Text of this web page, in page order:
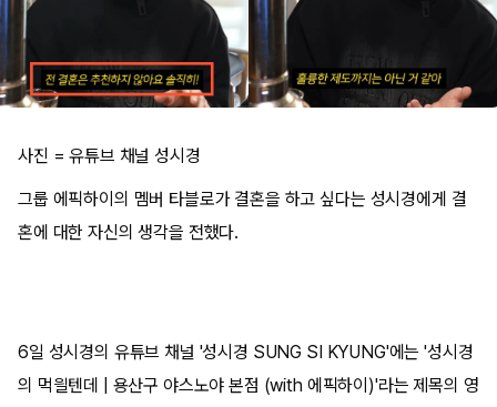
사진 = 유튜브 채널 성시경
그룹 에픽하이의 멤버 타블로가 결혼을 하고 싶다는 성시경에게 결
혼에 대한 자신의 생각을 전했다.
6일 성시경의 유튜브 채널 '성시경 SUNG SI KYUNG'에는 '성시경
의 먹읠텐데 | 용산구 야스노야 본점 (with 에픽하이)'라는 제목의 영